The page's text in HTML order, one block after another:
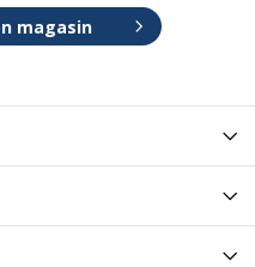
magasin